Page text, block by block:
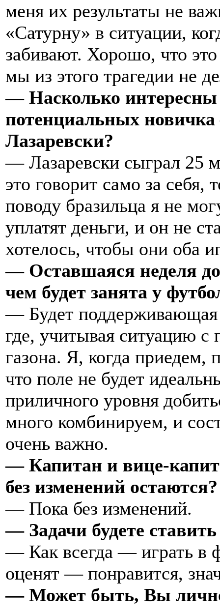
меня их результаты не
«Сатурну» в ситуации,
забивают. Хорошо, что
мы из этого трагедии не
— Насколько интересны
потенциальных
Лазаревски?
— Лазаревски сыграл 25
это говорит само за себя,
поводу бразильца я не
уплатят деньги, и он не
хотелось, чтобы они оба
— Оставшаяся неделя
чем будет занята у
— Будет поддерживающая
где, учитывая ситуацию
газона. Я, когда
что поле не будет
приличного уровня
много комбинируем, и
очень важно.
— Капитан и вице-
без изменений остаются?
— Пока без изменений.
— Задачи будете
— Как всегда — играть в
оценят — понравится,
— Может быть, Вы